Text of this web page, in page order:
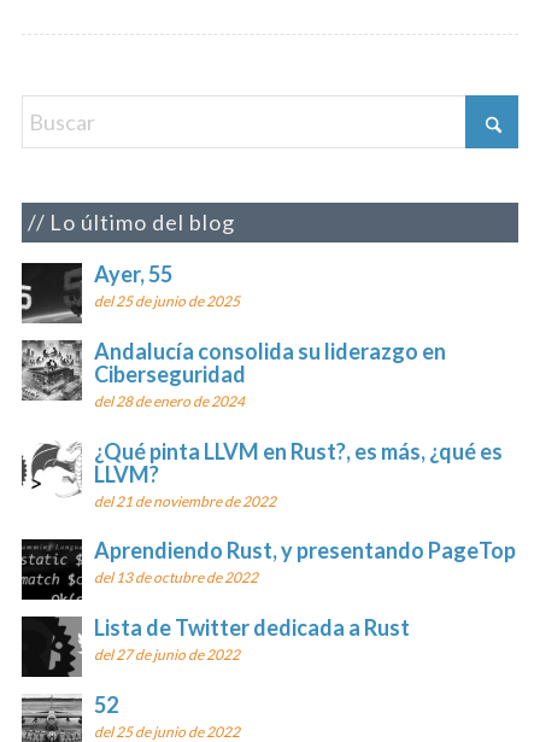
Lo último del blog
Ayer, 55
del 25 de junio de 2025
Andalucía consolida su liderazgo en
Ciberseguridad
del 28 de enero de 2024
¿Qué pinta LLVM en Rust?, es más, ¿qué es
LLVM?
del 21 de noviembre de 2022
Aprendiendo Rust, y presentando PageTop
del 13 de octubre de 2022
Lista de Twitter dedicada a Rust
del 27 de junio de 2022
52
del 25 de junio de 2022